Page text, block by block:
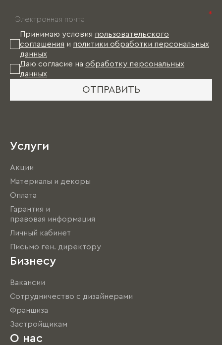
*
Принимаю условия пользовательского
соглашения и политики обработки персональных
данных
Даю согласие на обработку персональных
данных
ОТПРАВИТЬ
Услуги
Акции
Материалы и декоры
Оплата
Гарантия и
правовая информация
Личный кабинет
Письмо ген. директору
Бизнесу
Вакансии
Сотрудничество с дизайнерами
Франшиза
Застройщикам
О нас